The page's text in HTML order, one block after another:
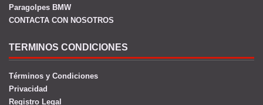
Paragolpes BMW
CONTACTA CON NOSOTROS
TERMINOS CONDICIONES
Términos y Condiciones
Privacidad
Registro Legal